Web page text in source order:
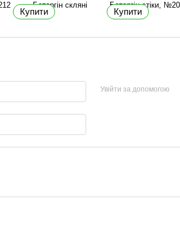
Купити Купити
Увійти за допомогою